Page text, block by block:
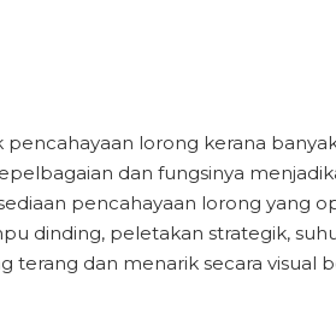
lorong kerana
dan fungsinya
pencahayaan lorong yang
dinding, peletakan strategik,
dan menarik secara visual